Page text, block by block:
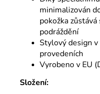
minimalizován
pokožka
podráždění
Stylový design v
provedeních
Vyrobeno v EU
Složení: